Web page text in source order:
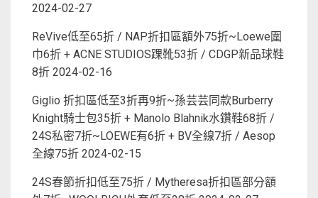
2024-02-27
ReVive低至65折 / NAP折扣區額外75折~Loewe圍
巾6折 + ACNE STUDIOS踝靴53折 / CDGP新品球鞋
8折 2024-02-16
Giglio 折扣區低至3折再9折~孫芸芸同款Burberry
Knight騎士包35折 + Manolo Blahnik水鑽鞋68折 /
24S私密7折~LOEWE有6折 + BV全線7折 / Aesop
全線75折 2024-02-15
24S春節折扣低至75折 / Mytheresa折扣區部分額